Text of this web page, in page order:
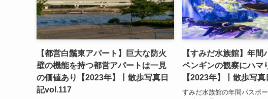
【都営白鬚東アパート】巨大な防火
壁の機能を持つ都営アパートは一見
の価値あり【2023年】丨散歩写真日
記vol.117
【すみだ水族館】年間
ペンギンの観察にハマ
【2023年】丨散歩写
すみだ水族館の年間パスポ